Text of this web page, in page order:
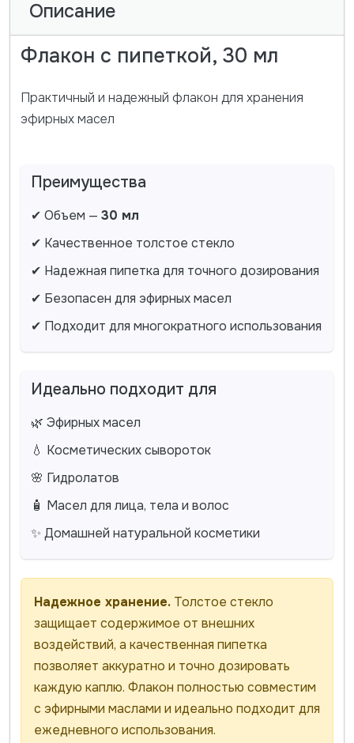
Описание
Флакон с пипеткой, 30 мл
Практичный и надежный флакон для хранения
эфирных масел
Преимущества
✔ Объем — 30 мл
✔ Качественное толстое стекло
✔ Надежная пипетка для точного дозирования
✔ Безопасен для эфирных масел
✔ Подходит для многократного использования
Идеально подходит для
🌿 Эфирных масел
💧 Косметических сывороток
🌸 Гидролатов
🧴 Масел для лица, тела и волос
✨ Домашней натуральной косметики
Надежное хранение.Толстое стекло
защищает содержимое от внешних
воздействий, а качественная пипетка
позволяет аккуратно и точно дозировать
каждую каплю. Флакон полностью совместим
с эфирными маслами и идеально подходит для
ежедневного использования.